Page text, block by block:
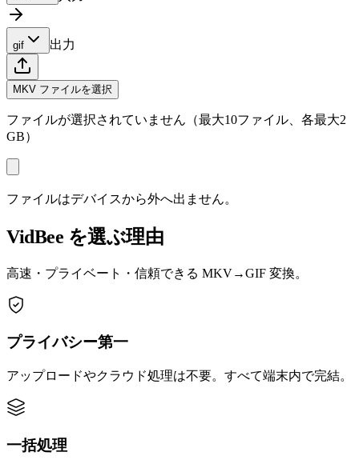
gif 出力
MKV ファイルを選択
ファイルが選択されていません（最大10ファイル、各最大2
GB）
ファイルはデバイスから外へ出ません。
VidBee を選ぶ理由
高速・プライベート・信頼できる MKV→GIF 変換。
プライバシー第一
アップロードやクラウド処理は不要。すべて端末内で完結。
一括処理